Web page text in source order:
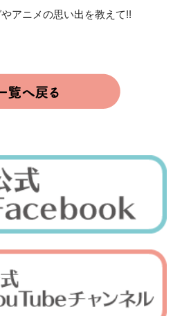
アニメの思い出を教えて!!